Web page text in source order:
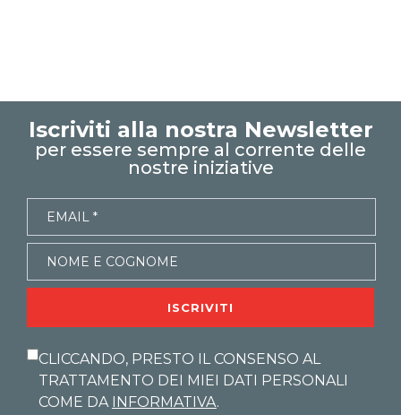
pulsanti di azione
collegamenti ipertestuali in powerpoint
powerpoint tutorial
Iscriviti alla nostra Newsletter
per essere sempre al corrente delle
nostre iniziative
ISCRIVITI
CLICCANDO, PRESTO IL CONSENSO AL
TRATTAMENTO DEI MIEI DATI PERSONALI
COME DA INFORMATIVA.